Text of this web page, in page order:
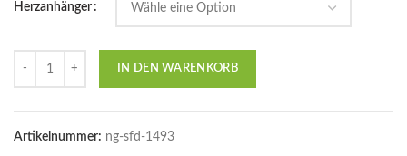
Herzanhänger
IN DEN WARENKORB
Artikelnummer: ng-sfd-1493